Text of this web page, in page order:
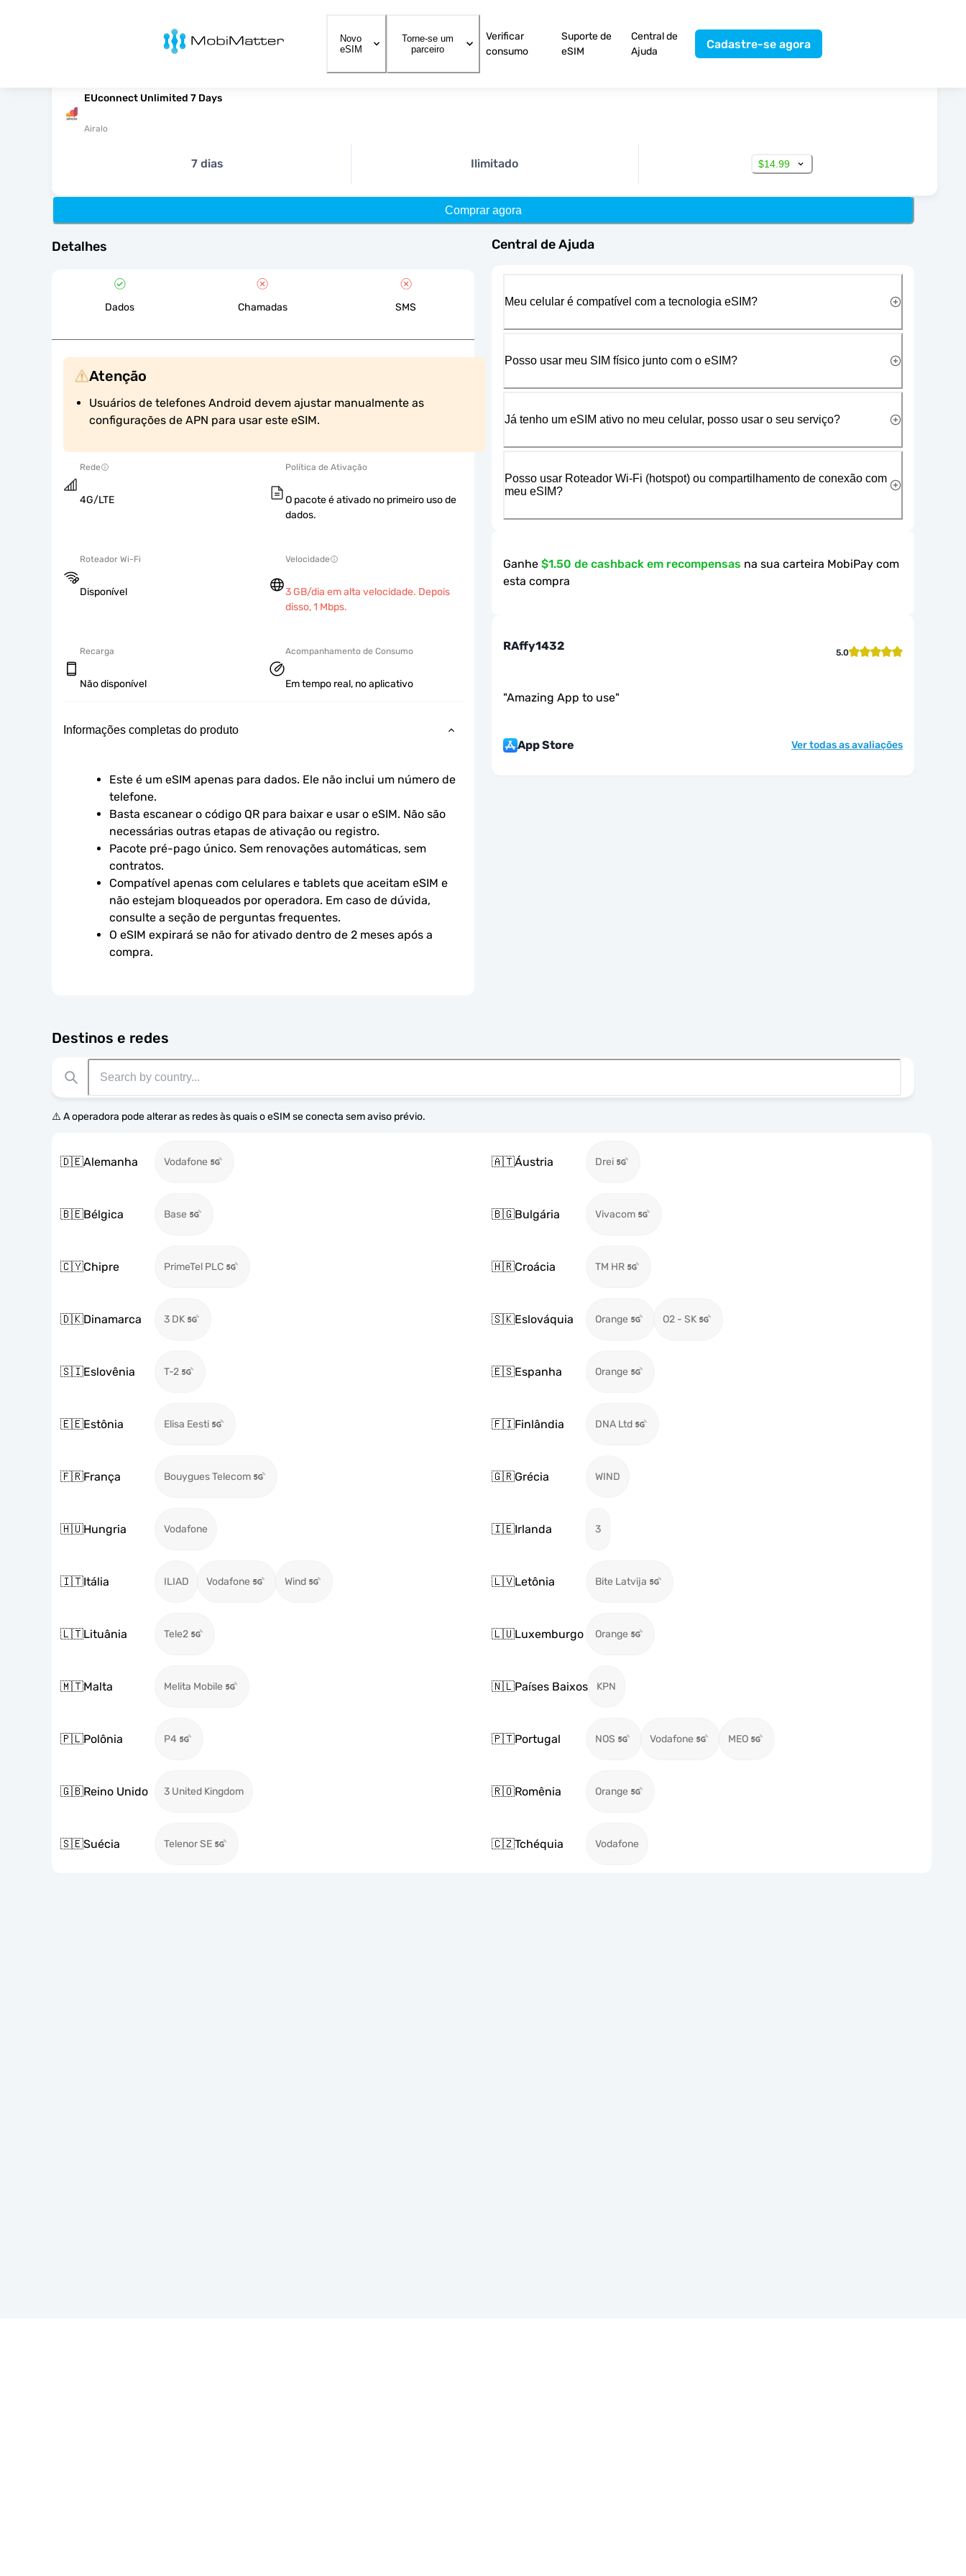
MobiMatter
Novo
eSIM
Torne-se um
parceiro
Verificar
consumo
Suporte de
eSIM
Central de
Ajuda
Cadastre-se agora
EUconnect Unlimited 7 Days
Airalo
7 dias Ilimitado $14.99
Comprar agora
Detalhes
Dados Chamadas SMS
Atenção
Usuários de telefones Android devem ajustar manualmente as
configurações de APN para usar este eSIM.
Rede
4G/LTE
Política de Ativação
O pacote é ativado no primeiro uso de
dados.
Roteador Wi-Fi
Disponível
Velocidade
3 GB/dia em alta velocidade. Depois
disso, 1 Mbps.
Recarga
Não disponível
Acompanhamento de Consumo
Em tempo real, no aplicativo
Informações completas do produto
Este é um eSIM apenas para dados. Ele não inclui um número de
telefone.
Basta escanear o código QR para baixar e usar o eSIM. Não são
necessárias outras etapas de ativação ou registro.
Pacote pré-pago único. Sem renovações automáticas, sem
contratos.
Compatível apenas com celulares e tablets que aceitam eSIM e
não estejam bloqueados por operadora. Em caso de dúvida,
consulte a seção de perguntas frequentes.
O eSIM expirará se não for ativado dentro de 2 meses após a
compra.
Destinos e redes
⚠️ A operadora pode alterar as redes às quais o eSIM se conecta sem aviso prévio.
🇩🇪Alemanha Vodafone 🇦🇹Áustria Drei
🇧🇪Bélgica Base 🇧🇬Bulgária Vivacom
🇨🇾Chipre PrimeTel PLC 🇭🇷Croácia TM HR
🇩🇰Dinamarca 3 DK 🇸🇰Eslováquia Orange O2 - SK
🇸🇮Eslovênia T-2 🇪🇸Espanha Orange
🇪🇪Estônia Elisa Eesti 🇫🇮Finlândia DNA Ltd
🇫🇷França Bouygues Telecom 🇬🇷Grécia WIND
🇭🇺Hungria Vodafone 🇮🇪Irlanda 3
🇮🇹Itália ILIAD Vodafone Wind 🇱🇻Letônia Bite Latvija
🇱🇹Lituânia Tele2 🇱🇺Luxemburgo Orange
🇲🇹Malta Melita Mobile 🇳🇱Países Baixos KPN
🇵🇱Polônia P4 🇵🇹Portugal NOS Vodafone MEO
🇬🇧Reino Unido 3 United Kingdom 🇷🇴Romênia Orange
🇸🇪Suécia Telenor SE 🇨🇿Tchéquia Vodafone
Central de Ajuda
Meu celular é compatível com a tecnologia eSIM?
Posso usar meu SIM físico junto com o eSIM?
Já tenho um eSIM ativo no meu celular, posso usar o seu serviço?
Posso usar Roteador Wi-Fi (hotspot) ou compartilhamento de conexão com
meu eSIM?
Ganhe $1.50 de cashback em recompensas na sua carteira MobiPay com
esta compra
RAffy1432 5.0
"Amazing App to use"
App Store Ver todas as avaliações